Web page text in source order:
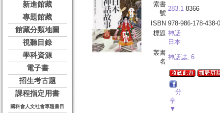
新進館藏
專題館藏
館藏分類地圖
視聽目錄
學科資源
電子書
招生考古題
課程指定用書
國科會人文社會專題書目
索書
號
283.1 8366
ISBN 978-986-178-438-0
標題 神話
日本
叢書
名
神話誌; 6
分
享
▼